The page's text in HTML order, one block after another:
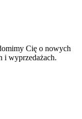
Cię o nowych
i wyprzedażach.